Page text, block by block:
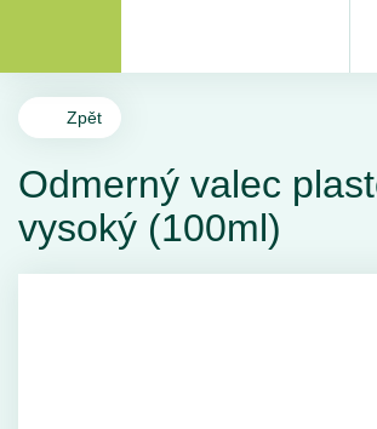
Zpět
Odmerný valec
vysoký (100ml)